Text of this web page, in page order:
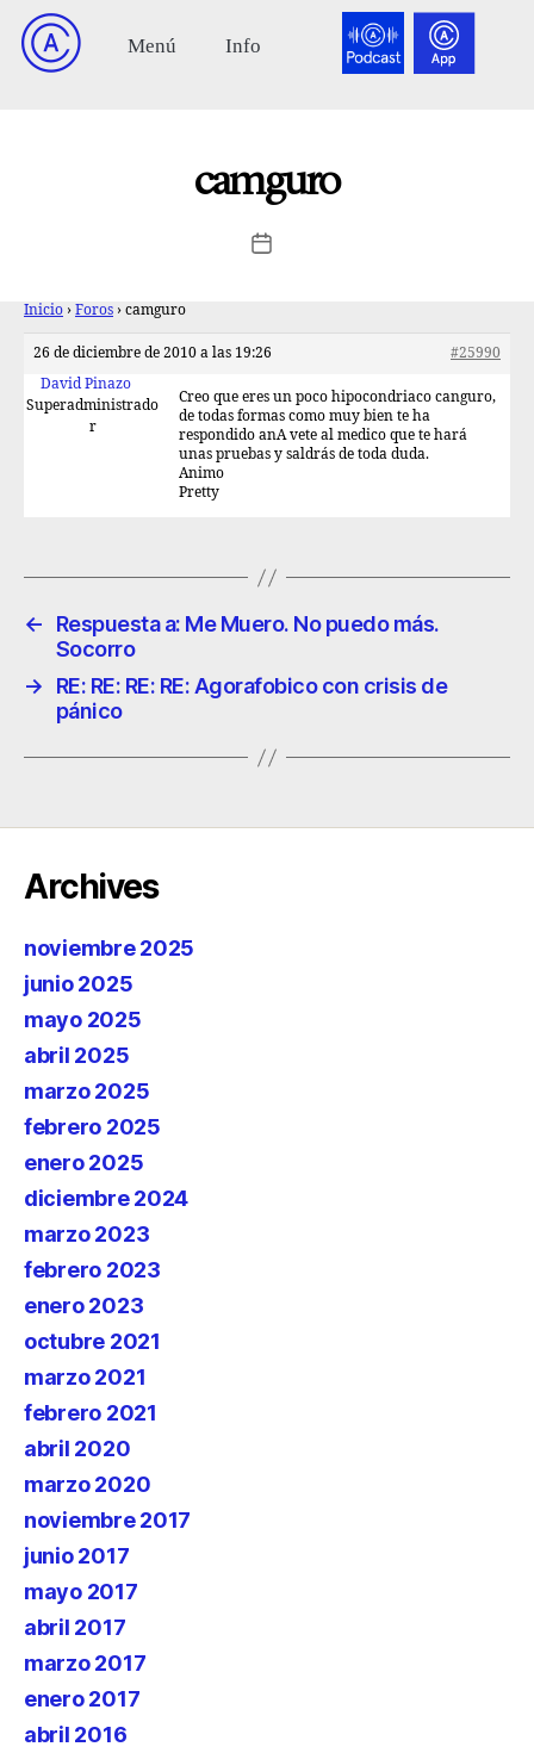
camguro
Inicio › Foros › camguro
26 de diciembre de 2010 a las 19:26
#25990
David Pinazo
Superadministrado
r
Creo que eres un poco hipocondriaco canguro,
de todas formas como muy bien te ha
respondido anA vete al medico que te hará
unas pruebas y saldrás de toda duda.
Animo
Pretty
←
Respuesta a: Me Muero. No puedo más.
Socorro
→
RE: RE: RE: RE: Agorafobico con crisis de
pánico
Archives
noviembre 2025
junio 2025
mayo 2025
abril 2025
marzo 2025
febrero 2025
enero 2025
diciembre 2024
marzo 2023
febrero 2023
enero 2023
octubre 2021
marzo 2021
febrero 2021
abril 2020
marzo 2020
noviembre 2017
junio 2017
mayo 2017
abril 2017
marzo 2017
enero 2017
abril 2016